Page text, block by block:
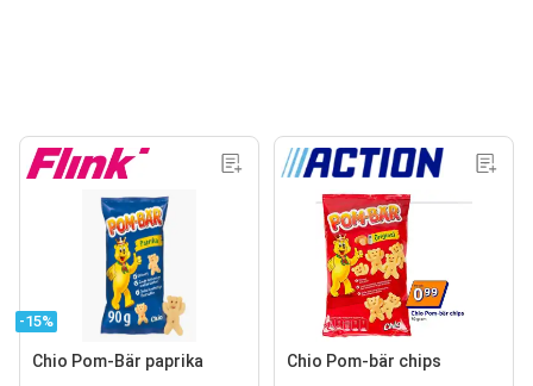
-15%
Chio Pom-Bär paprika Chio Pom-bär chips